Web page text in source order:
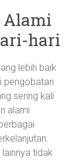
Alami
hari
lebih baik
pengobatan
sering kali
alami
tidak